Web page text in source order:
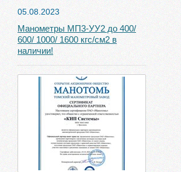
05.08.2023
Манометры МП3-УУ2 до 400/
600/ 1000/ 1600 кгс/см2 в
наличии!